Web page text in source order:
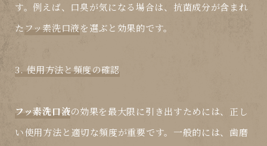
す。例えば、口臭が気になる場合は、抗菌成分が含まれ
た フッ素洗口液を選ぶと効果的です。
3. 使用方法と頻度の確認
フッ素洗口液の効果を最大限に引き出すためには、正し
い使用方法と適切な頻度が重要です。一般的には、歯磨